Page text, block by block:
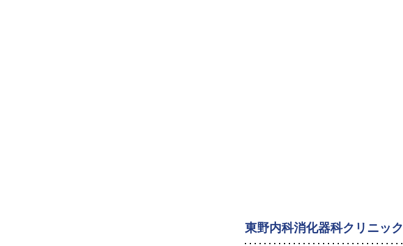
東野内科消化器科クリニック